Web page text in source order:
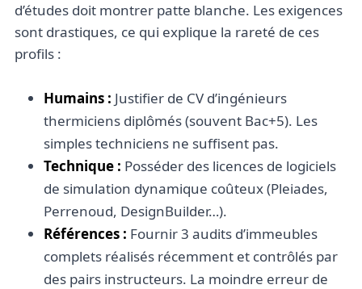
d’études doit montrer patte blanche. Les exigences
sont drastiques, ce qui explique la rareté de ces
profils :
Humains : Justifier de CV d’ingénieurs
thermiciens diplômés (souvent Bac+5). Les
simples techniciens ne suffisent pas.
Technique : Posséder des licences de logiciels
de simulation dynamique coûteux (Pleiades,
Perrenoud, DesignBuilder…).
Références : Fournir 3 audits d’immeubles
complets réalisés récemment et contrôlés par
des pairs instructeurs. La moindre erreur de